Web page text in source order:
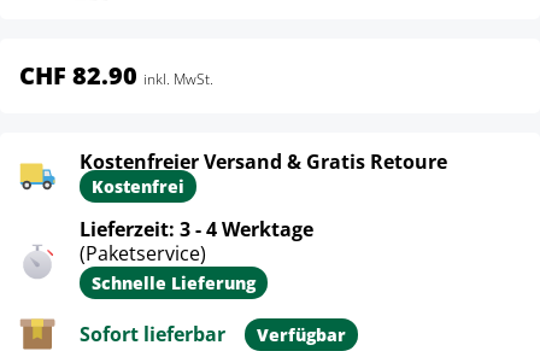
CHF 82.90 inkl. MwSt.
Kostenfreier Versand & Gratis Retoure
Kostenfrei
Lieferzeit: 3 - 4 Werktage
(Paketservice)
Schnelle Lieferung
Sofort lieferbar Verfügbar